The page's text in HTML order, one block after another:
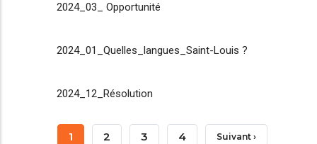
2024_03_ Opportunité
2024_01_Quelles_langues_Saint-Louis ?
2024_12_Résolution
Pagination
Page
1 Page
2 Page
3 Page
4 Page
Suivant ›